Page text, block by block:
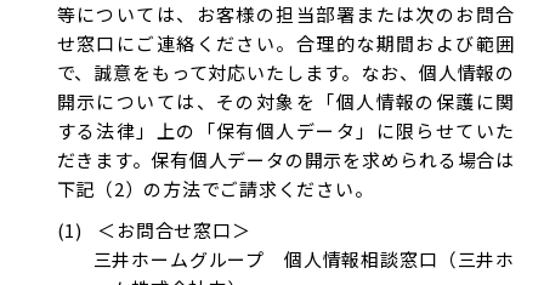
等については、お客様の担当部署または次のお問合
せ窓口にご連絡ください。合理的な期間および範囲
で、誠意をもって対応いたします。なお、個人情報の
開示については、その対象を「個人情報の保護に関
する法律」上の「保有個人データ」に限らせていた
だきます。保有個人データの開示を求められる場合は
下記（2）の方法でご請求ください。
＜お問合せ窓口＞
三井ホームグループ 個人情報相談窓口（三井ホ